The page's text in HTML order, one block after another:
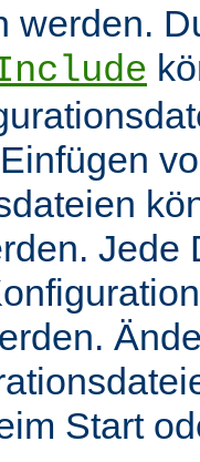
werden.
Jede
Start